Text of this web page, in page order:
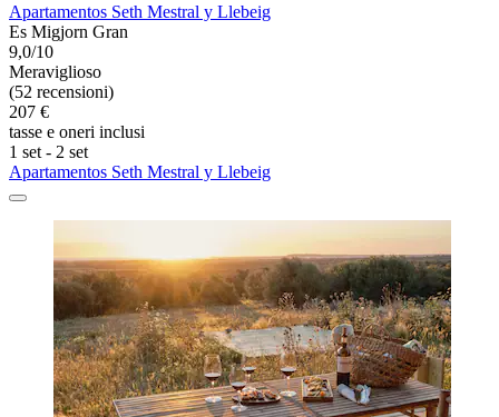
Apartamentos Seth Mestral y Llebeig
Es Migjorn Gran
9,0/10
Meraviglioso
(52 recensioni)
207 €
tasse e oneri inclusi
1 set - 2 set
Apartamentos Seth Mestral y Llebeig